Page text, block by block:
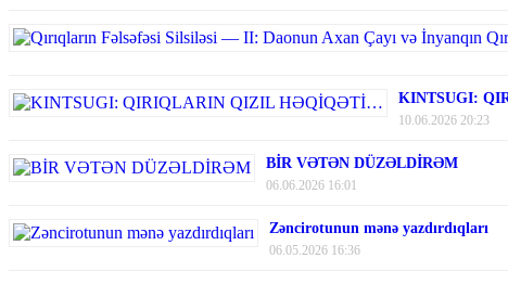
KINTSUGI:
10.06.2026 20:23
BİR VƏTƏN DÜZƏLDİRƏM
06.06.2026 16:01
Zəncirotunun mənə yazdırdıqları
06.05.2026 16:36